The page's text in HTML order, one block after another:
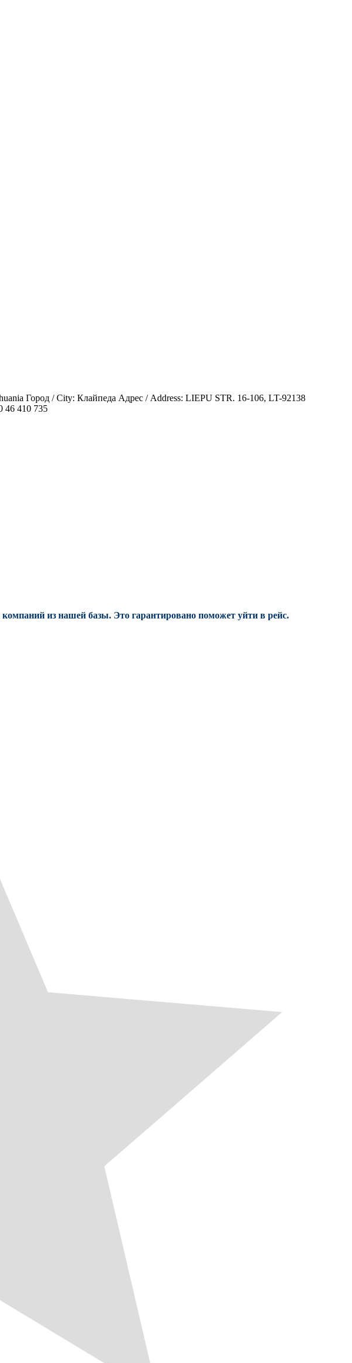
компаний и морских агентств Украины,
для моряков. Рассылка апликашки CV application
Город / City: Клайпеда Адрес / Address: LIEPU STR. 16-106, LT-92138
46 410 735
из нашей базы. Это гарантировано поможет уйти в рейс.